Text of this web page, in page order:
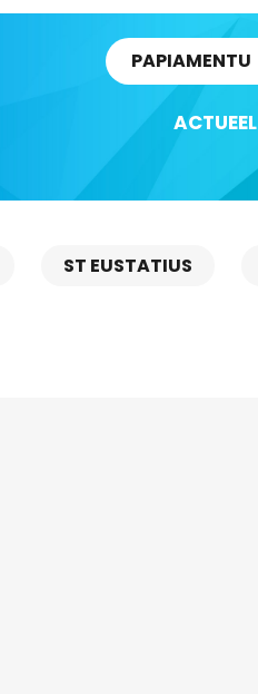
PAPIAMENTU
ACTUEEL
ST EUSTATIUS